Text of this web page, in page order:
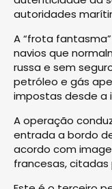
autoridades
A “frota
navios que
russa e sem
petróleo e gás
impostas desde a
A operação
entrada a bordo
acordo com
francesas, citadas